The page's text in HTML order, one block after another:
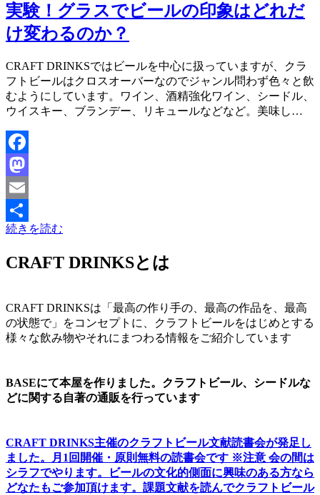
実験！グラスでビールの印象はどれだ
け変わるのか？
投稿者master
CRAFT DRINKSではビールを中心に扱っていますが、クラ
フトビールはクロスオーバーなのでジャンル問わず色々と飲
むようにしています。ワイン、酒精強化ワイン、シードル、
ウイスキー、ブランデー、リキュールなどなど。美味し…
Facebook
Mastodon
Email
共
有
続きを読む
CRAFT DRINKSとは
CRAFT DRINKSは「最高の作り手の、最高の作品を、最高
の状態で」をコンセプトに、クラフトビールをはじめとする
様々な飲み物やそれにまつわる情報をご紹介しています
BASEにて本屋を作りました。クラフトビール、シードルな
どに関する自著の通販を行っています
CRAFT DRINKS主催のクラフトビール文献読書会が発足し
ました。
月1回開催・原則無料の読書会です ※注意 会の間は
シラフでやります。
ビールの文化的側面に興味のある方なら
どなたもご参加頂けます。 課題文献を読んでクラフトビール